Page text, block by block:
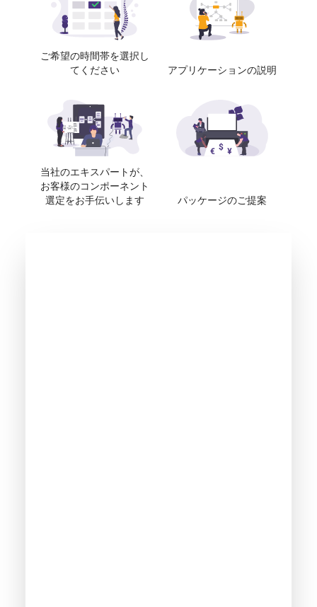
ご希望の時間帯を選択し
てください
アプリケーションの説明
当社のエキスパートが、
お客様のコンポーネント
選定をお手伝いします
パッケージのご提案